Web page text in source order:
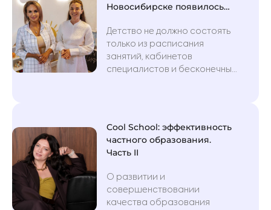
Новосибирске появилось
Детство не должно состоять
только из расписания
занятий, кабинетов
специалистов и бесконечных
инвалидностью. Между
упражнениями,
новых методик легко
потерять то, ради чего всё
это и делается, —
Cool School: эффективность
частного образования.
Часть II
О развитии и
совершенствовании
качества образования